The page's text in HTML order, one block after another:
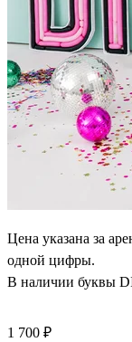
Цена указана за
одной цифры.
В наличии буквы
1 700 ₽